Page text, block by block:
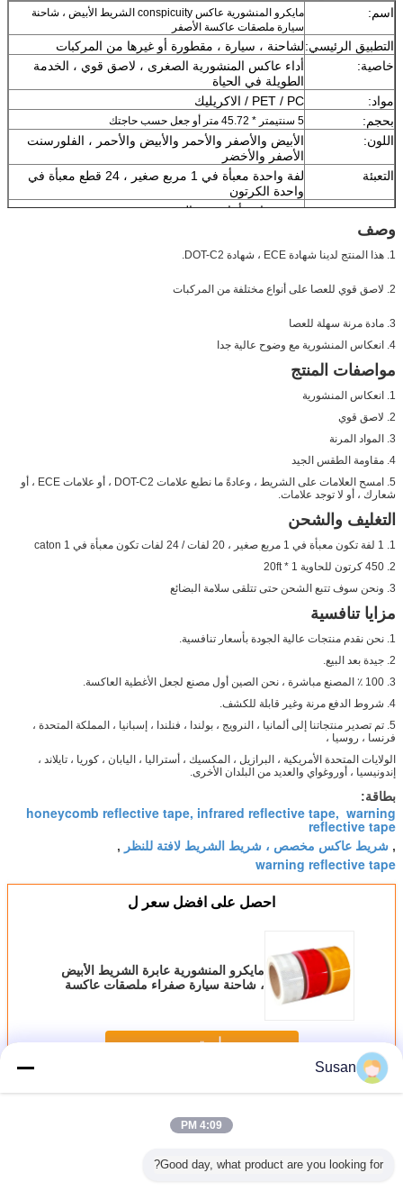
اسم:
مايكرو المنشورية عاكس conspicuity الشريط الأبيض ، شاحنة
سيارة ملصقات عاكسة الأصفر
التطبيق الرئيسي:لشاحنة ، سيارة ، مقطورة أو غيرها من المركبات
خاصية:
أداء عاكس المنشورية الصغرى ، لاصق قوي ، الخدمة
الطويلة في الحياة
مواد:
PET / PC / الاكريليك
بحجم:
5 سنتيمتر * 45.72 متر أو جعل حسب حاجتك
اللون: الأبيض والأصفر والأحمر والأبيض والأحمر ، الفلورسنت
الأصفر والأخضر
التعبئة
لفة واحدة معبأة في 1 مربع صغير ، 24 قطع معبأة في
واحدة الكرتون
عينة:
عينة مجانية أثناء جمع الشحن
توصيل
وصف
1. هذا المنتج لدينا شهادة ECE ، شهادة DOT-C2.
2. لاصق قوي للعصا على أنواع مختلفة من المركبات
3. مادة مرنة سهلة للعصا
4. انعكاس المنشورية مع وضوح عالية جدا
مواصفات المنتج
1. انعكاس المنشورية
2. لاصق قوي
3. المواد المرنة
4. مقاومة الطقس الجيد
5. امسح العلامات على الشريط ، وعادةً ما نطبع علامات DOT-C2 ، أو علامات ECE ، أو
شعارك ، أو لا توجد علامات.
التغليف والشحن
1. 1 لفة تكون معبأة في 1 مربع صغير ، 20 لفات / 24 لفات تكون معبأة في 1 caton
2. 450 كرتون للحاوية 1 * 20ft
3. ونحن سوف تتبع الشحن حتى تتلقى سلامة البضائع
مزايا تنافسية
1. نحن نقدم منتجات عالية الجودة بأسعار تنافسية.
2. جيدة بعد البيع.
3. 100 ٪ المصنع مباشرة ، نحن الصين أول مصنع لجعل الأغطية العاكسة.
4. شروط الدفع مرنة وغير قابلة للكشف.
5. تم تصدير منتجاتنا إلى ألمانيا ، النرويج ، بولندا ، فنلندا ، إسبانيا ، المملكة المتحدة ،
فرنسا ، روسيا ،
الولايات المتحدة الأمريكية ، البرازيل ، المكسيك ، أستراليا ، اليابان ، كوريا ، تايلاند ،
إندونيسيا ، أوروغواي والعديد من البلدان الأخرى.
بطاقة:
honeycomb reflective tape, infrared reflective tape, warning
reflective tape
, شريط عاكس مخصص ، شريط الشريط لافتة للنظر ,
warning reflective tape
احصل على افضل سعر ل
مايكرو المنشورية عابرة الشريط الأبيض
، شاحنة سيارة صفراء ملصقات عاكسة
استمر
أكثرإبس 104 شريط عاكس
Susan
4:09 PM
Good day, what product are you looking for?